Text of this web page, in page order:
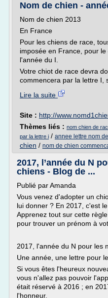
Nom de chien -
Nom de chien 2013
En France
Pour les chiens de race,
imposée en France, pour
l'année du I.
Votre chiot de race devra
commencera par la lettre I,
Lire la suite
Site : http://
Thèmes liés : nom chien de
par la lettre i / annee lettre nom
chien / nom de chien
2017, l’année du N
chiens - Blog de ...
Publié par Amanda
Vous venez d'adopter un
lui donner ? En 2017, c'est
Apprenez tout sur cette
pour trouver un prénom à
2017, l'année du N pour les
Une année, une lettre pour
Si vous êtes l'heureux
vous n'allez pas pouvoir
était réservé à 2016 ; en
l'honneur.